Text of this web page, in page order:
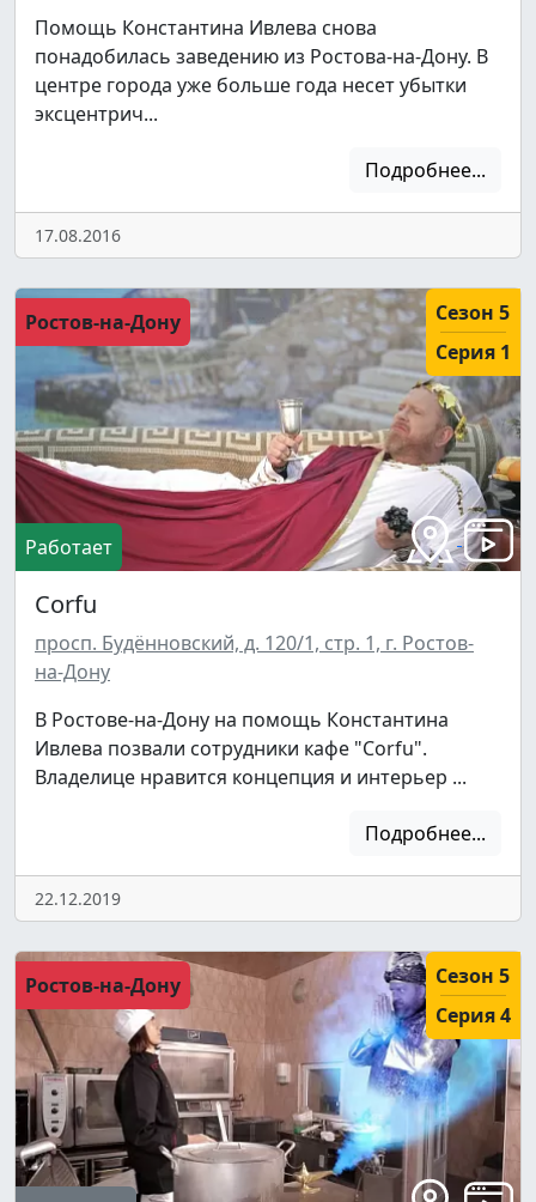
Помощь Константина Ивлева снова
понадобилась заведению из Ростова-на-Дону. В
центре города уже больше года несет убытки
эксцентрич...
Подробнее...
17.08.2016
Ростов-на-Дону
Сезон 5
Серия 1
Работает
Corfu
просп. Будённовский, д. 120/1, стр. 1, г. Ростов-
на-Дону
В Ростове-на-Дону на помощь Константина
Ивлева позвали сотрудники кафе "Corfu".
Владелице нравится концепция и интерьер ...
Подробнее...
22.12.2019
Ростов-на-Дону
Сезон 5
Серия 4
Подписывайтесь на телеграм-канал.
Мы выкладываем авторские обзоры
каждую неделю.